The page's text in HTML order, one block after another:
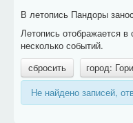
В летопись Пандоры
Летопись отображается
несколько событий.
сбросить
город:
Не найдено записей,